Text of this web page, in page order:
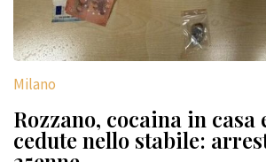
Milano
Rozzano, cocaina in casa
cedute nello stabile: